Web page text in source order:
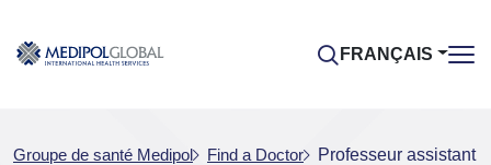
FRANÇAIS
Groupe de santé Medipol Find a Doctor Professeur assistant